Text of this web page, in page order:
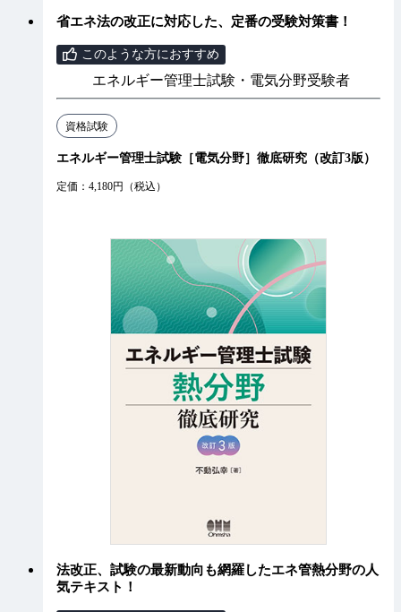
省エネ法の改正に対応した、定番の受験対策書！
このような方におすすめ
エネルギー管理士試験・電気分野受験者
資格試験
エネルギー管理士試験［電気分野］徹底研究（改訂3版）
定価：4,180円（税込）
法改正、試験の最新動向も網羅したエネ管熱分野の人
気テキスト！